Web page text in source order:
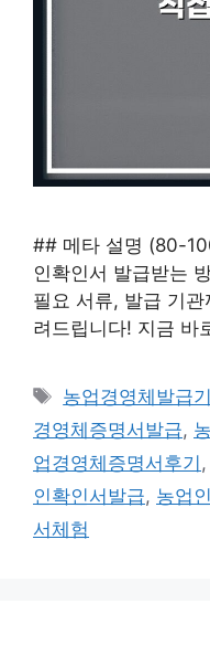
## 메타 설명 (80-
인확인서 발급받는
필요 서류, 발급 기
려드립니다! 지금 바
태
그
농업경영체발급
경영체증명서발급,
업경영체증명서후기 ,
인확인서발급, 농업
서체험